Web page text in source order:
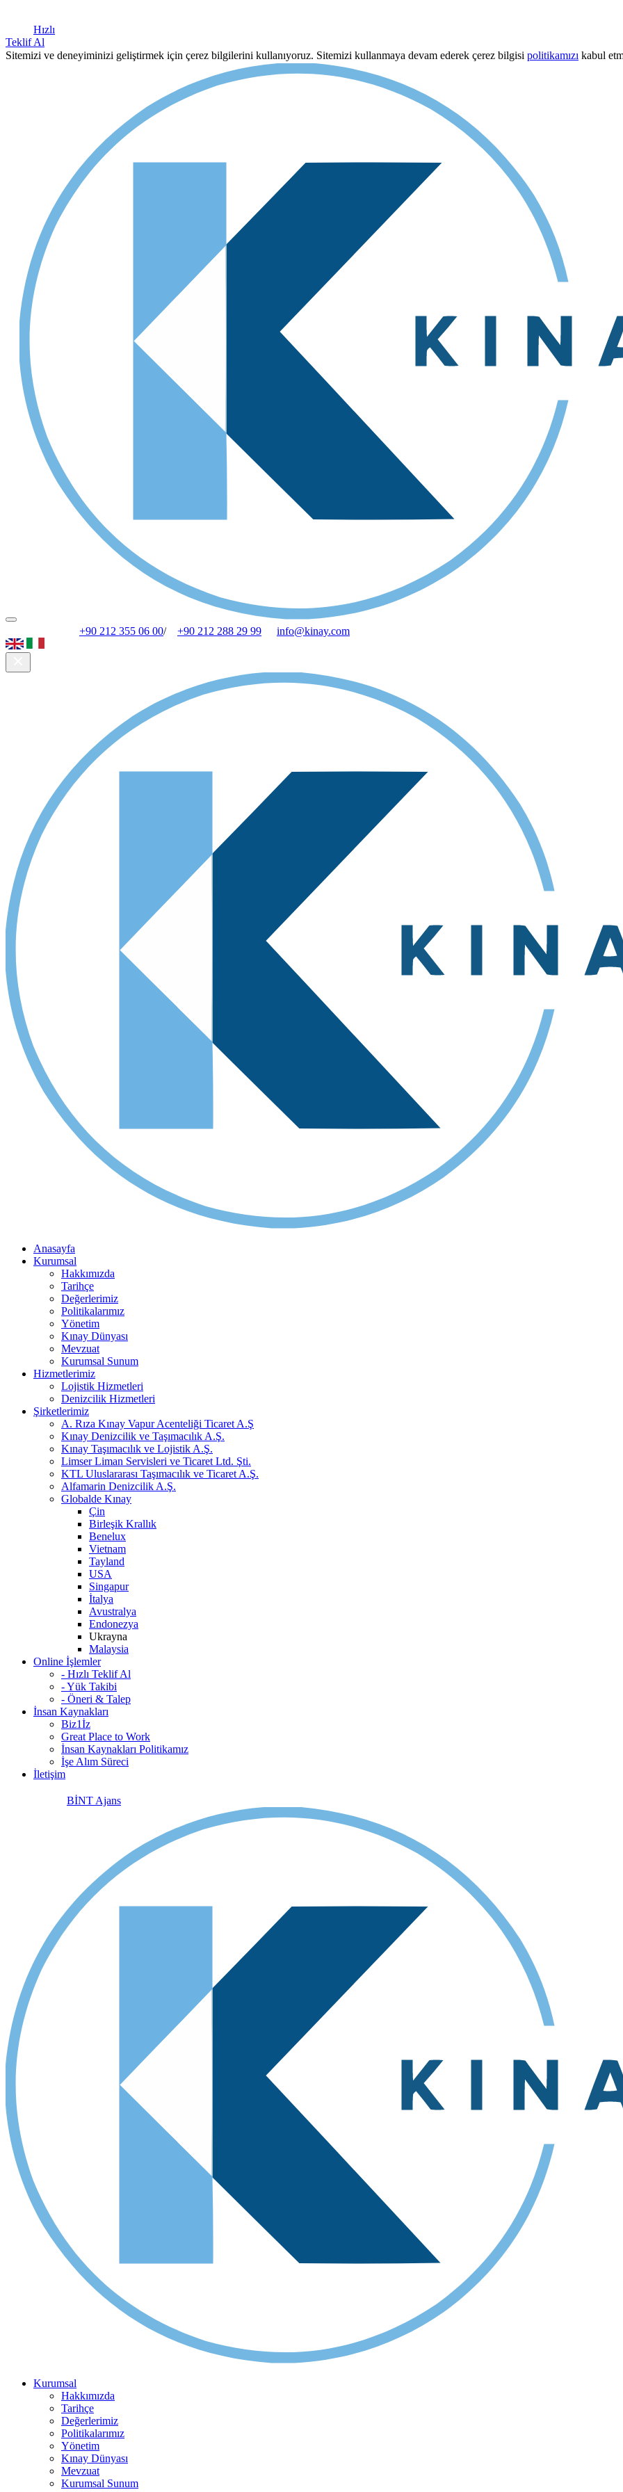
Hızlı
Teklif Al
Sitemizi ve deneyiminizi geliştirmek için çerez bilgilerini kullanıyoruz. Sitemizi kullanmaya devam ederek çerez bilgisi politikamızı kabul
+90 212 355 06 00/ +90 212 288 29 99 info@kinay.com
Anasayfa
Kurumsal
Hakkımızda
Tarihçe
Değerlerimiz
Politikalarımız
Yönetim
Kınay Dünyası
Mevzuat
Kurumsal Sunum
Hizmetlerimiz
Lojistik Hizmetleri
Denizcilik Hizmetleri
Şirketlerimiz
A. Rıza Kınay Vapur Acenteliği Ticaret A.Ş
Kınay Denizcilik ve Taşımacılık A.Ş.
Kınay Taşımacılık ve Lojistik A.Ş.
Limser Liman Servisleri ve Ticaret Ltd. Şti.
KTL Uluslararası Taşımacılık ve Ticaret A.Ş.
Alfamarin Denizcilik A.Ş.
Globalde Kınay
Çin
Birleşik Krallık
Benelux
Vietnam
Tayland
USA
Singapur
İtalya
Avustralya
Endonezya
Ukrayna
Malaysia
Online İşlemler
- Hızlı Teklif Al
- Yük Takibi
- Öneri & Talep
İnsan Kaynakları
Biz1İz
Great Place to Work
İnsan Kaynakları Politikamız
İşe Alım Süreci
İletişim
BİNT Ajans
Kurumsal
Hakkımızda
Tarihçe
Değerlerimiz
Politikalarımız
Yönetim
Kınay Dünyası
Mevzuat
Kurumsal Sunum